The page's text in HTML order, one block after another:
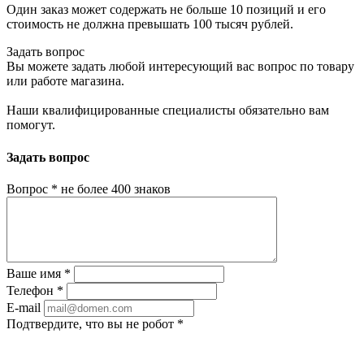
Один заказ может содержать не больше 10 позиций и его
стоимость не должна превышать 100 тысяч рублей.
Задать вопрос
Вы можете задать любой интересующий вас вопрос по товару
или работе магазина.
Наши квалифицированные специалисты обязательно вам
помогут.
Задать вопрос
Вопрос * не более 400 знаков
Ваше имя *
Телефон *
E-mail
Подтвердите, что вы не робот *